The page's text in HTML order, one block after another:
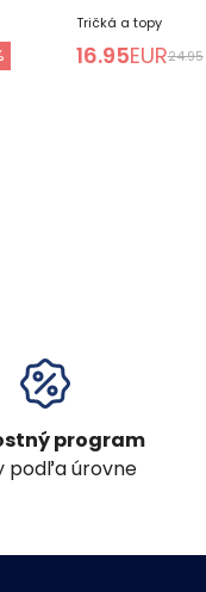
Tričká a topy
16.95EUR24.95
program
podľa úrovne